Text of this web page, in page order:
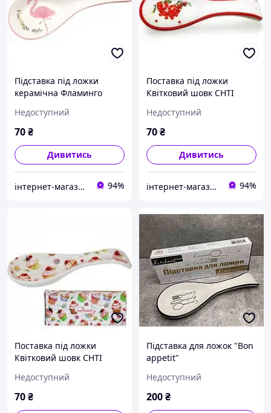
Підставка під ложки
керамічна Фламинго
Недоступний
70₴
Дивитись
інтернет-магазин "Світ посуду" 94%
Поставка під ложки
Квітковий шовк СНТІ
Недоступний
70₴
Дивитись
інтернет-магазин "Світ посуду" 94%
Поставка під ложки
Квітковий шовк СНТІ
Недоступний
70₴
Підставка для ложок "Bon
appetit"
Недоступний
200₴